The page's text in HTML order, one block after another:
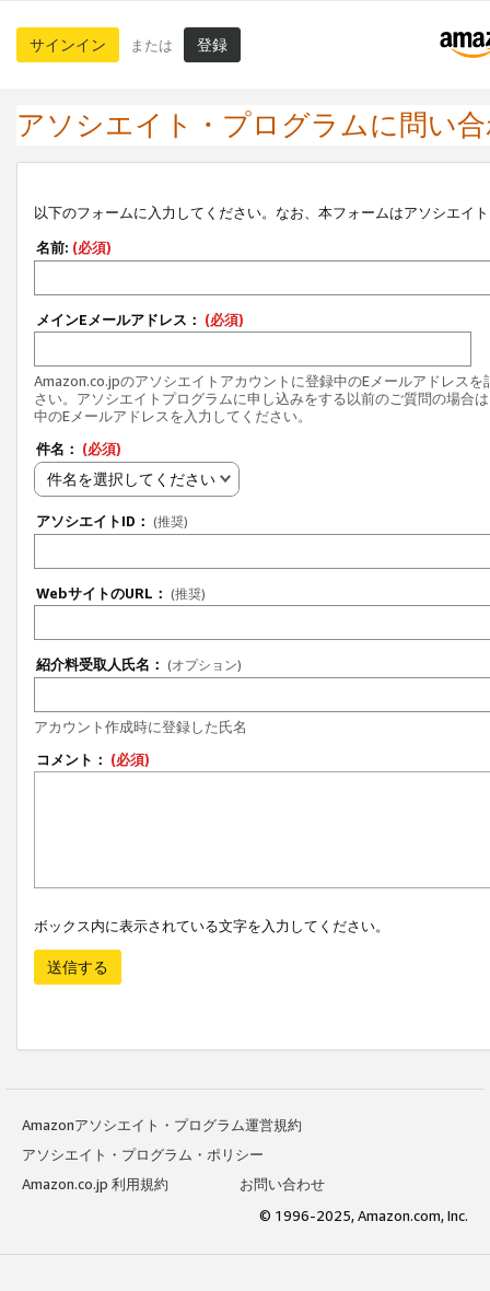
サインイン または 登録
アソシエイト・プログラムに問い
以下のフォームに入力してください。なお、本フォームはアソシエイ
名前: (必須)
メインEメールアドレス： (必須)
Amazon.co.jpのアソシエイトアカウントに登録中のEメールアドレスを
さい。アソシエイトプログラムに申し込みをする以前のご質問の場合
中のEメールアドレスを入力してください。
件名： (必須)
件名を選択してください
アソシエイトID： (推奨)
WebサイトのURL： (推奨)
紹介料受取人氏名： (オプション)
アカウント作成時に登録した氏名
コメント： (必須)
ボックス内に表示されている文字を入力してください。
送信する
Amazonアソシエイト・プログラム運営規約
アソシエイト・プログラム・ポリシー
Amazon.co.jp 利用規約
お問い合わせ
© 1996-2025, Amazon.com, Inc.